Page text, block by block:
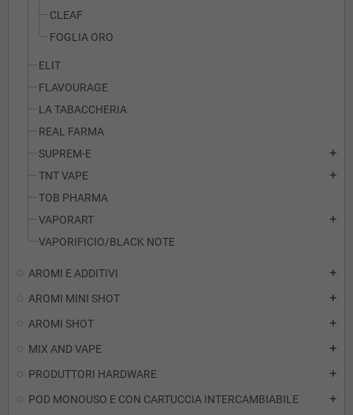
CLEAF
FOGLIA ORO
ELIT
FLAVOURAGE
LA TABACCHERIA
REAL FARMA
SUPREM-E
add
TNT VAPE add
TOB PHARMA
VAPORART
add
VAPORIFICIO/BLACK NOTE
AROMI E ADDITIVI add
AROMI MINI SHOT add
AROMI SHOT add
MIX AND VAPE add
PRODUTTORI HARDWARE add
POD MONOUSO E CON CARTUCCIA INTERCAMBIABILE add